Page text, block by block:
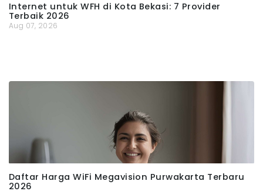
Internet untuk WFH di Kota Bekasi: 7 Provider
Terbaik 2026
Aug 07, 2026
Daftar Harga WiFi Megavision Purwakarta Terbaru
2026